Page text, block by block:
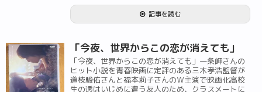
記事を読む
「今夜、世界からこの恋が消えても」
「今夜、世界からこの恋が消えても」一条岬さんの
ヒット小説を青春映画に定評のある三木孝浩監督が
道枝駿佑さんと福本莉子さんのＷ主演で映画化高校
生の透はいじめに遭う友人のため、クラスメートに